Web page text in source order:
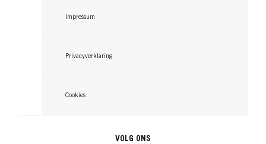
...Impressum
Privacyverklaring
Cookies
VOLG ONS